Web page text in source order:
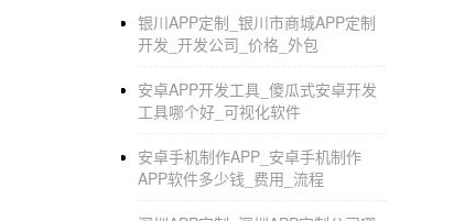
银川APP定制_银川市商城APP定制
开发_开发公司_价格_外包
安卓APP开发工具_傻瓜式安卓开发
工具哪个好_可视化软件
安卓手机制作APP_安卓手机制作
APP软件多少钱_费用_流程